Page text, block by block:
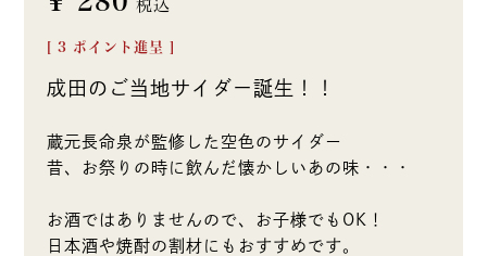
税込
3 ポイント進呈 ]
成田のご当地サイダー誕生！！
蔵元長命泉が監修した空色のサイダー
昔、お祭りの時に飲んだ懐かしいあの味・・・
お酒ではありませんので、お子様でもOK！
日本酒や焼酎の割材にもおすすめです。